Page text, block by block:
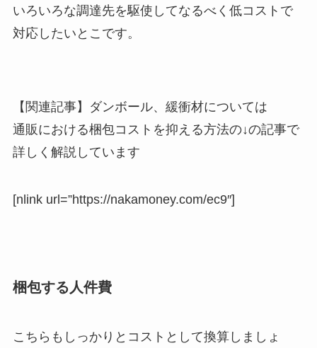
いろいろな調達先を駆使してなるべく低コストで
対応したいとこです。
【関連記事】ダンボール、緩衝材については
通販における梱包コストを抑える方法の↓の記事で
詳しく解説しています
[nlink url=”https://nakamoney.com/ec9″]
梱包する人件費
こちらもしっかりとコストとして換算しましょ